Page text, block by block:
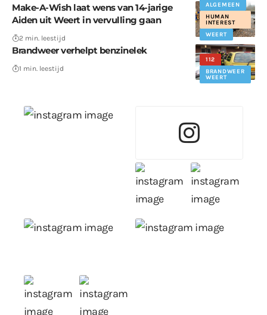
ALGEMEEN
HUMAN
INTEREST
WEERT
Make-A-Wish laat wens van 14-jarige
Aiden uit Weert in vervulling gaan
2 min. leestijd
112
BRANDWEER
WEERT
Brandweer verhelpt benzinelek
1 min. leestijd